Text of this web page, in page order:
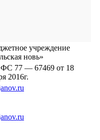
учреждение
новь»
77 — 67469 от 18
2016г.